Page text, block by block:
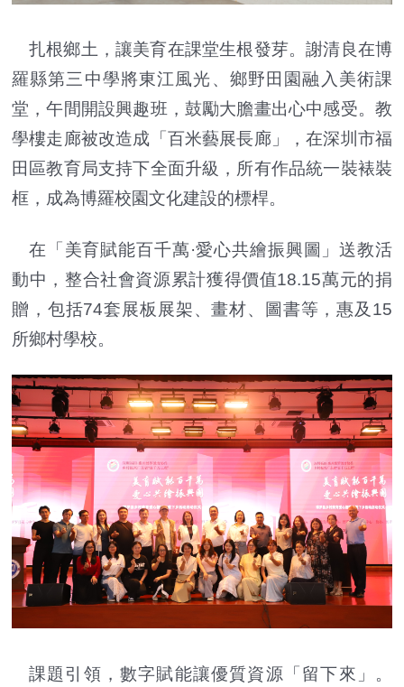
扎根鄉土，讓美育在課堂生根發芽。謝清良在博
羅縣第三中學將東江風光、鄉野田園融入美術課
堂，午間開設興趣班，鼓勵大膽畫出心中感受。教
學樓走廊被改造成「百米藝展長廊」，在深圳市福
田區教育局支持下全面升級，所有作品統一裝裱裝
框，成為博羅校園文化建設的標桿。
在「美育賦能百千萬·愛心共繪振興圖」送教活
動中，整合社會資源累計獲得價值18.15萬元的捐
贈，包括74套展板展架、畫材、圖書等，惠及15
所鄉村學校。
課題引領，數字賦能讓優質資源「留下來」。